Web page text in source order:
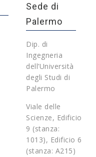
Sede di
Palermo
Dip. di
Ingegneria
dell’Università
degli Studi di
Palermo
Viale delle
Scienze, Edificio
9 (stanza:
1013), Edificio 6
(stanza: A215)